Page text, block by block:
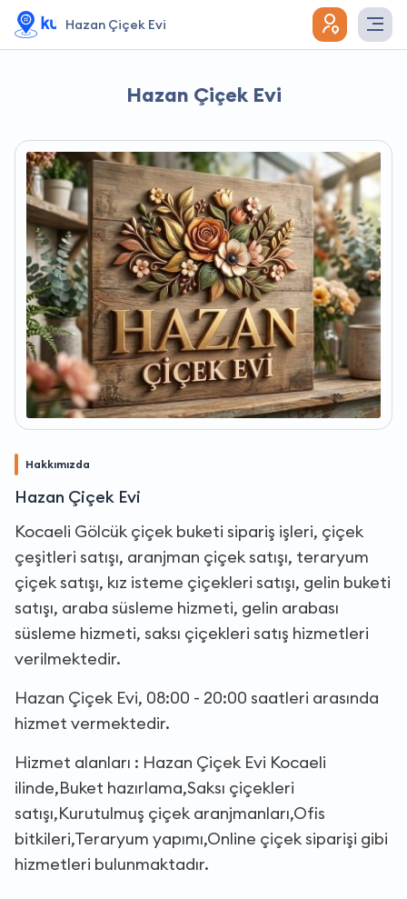
Hazan Çiçek Evi
Hazan Çiçek Evi
Hakkımızda
Hazan Çiçek Evi
Kocaeli Gölcük çiçek buketi sipariş işleri, çiçek
çeşitleri satışı, aranjman çiçek satışı, teraryum
çiçek satışı, kız isteme çiçekleri satışı, gelin buketi
satışı, araba süsleme hizmeti, gelin arabası
süsleme hizmeti, saksı çiçekleri satış hizmetleri
verilmektedir.
Hazan Çiçek Evi, 08:00 - 20:00 saatleri arasında
hizmet vermektedir.
Hizmet alanları : Hazan Çiçek Evi Kocaeli
ilinde,Buket hazırlama,Saksı çiçekleri
satışı,Kurutulmuş çiçek aranjmanları,Ofis
bitkileri,Teraryum yapımı,Online çiçek siparişi gibi
hizmetleri bulunmaktadır.